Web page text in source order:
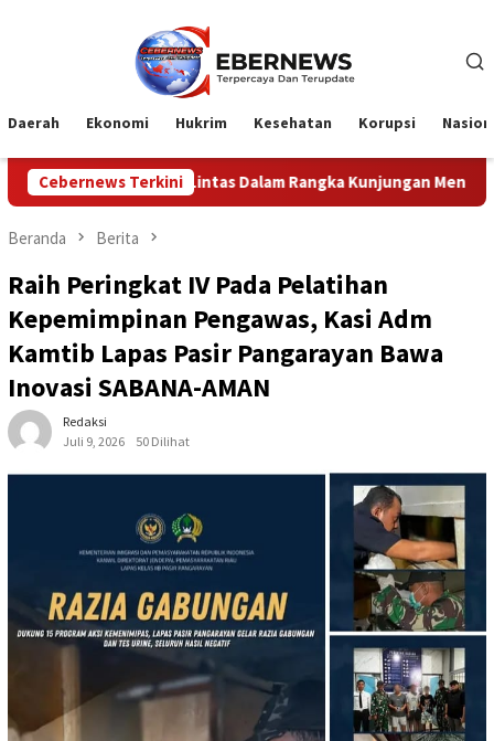
Daerah Ekonomi Hukrim Kesehatan Korupsi
Cebernews Terkini
Dalam Rangka Kunjungan Menteri Pertahanan RI
Beranda Berita
Raih Peringkat IV Pada Pelatihan
Kepemimpinan Pengawas, Kasi Adm
Kamtib Lapas Pasir Pangarayan Bawa
Inovasi SABANA-AMAN
Redaksi
Juli 9, 2026
50 Dilihat